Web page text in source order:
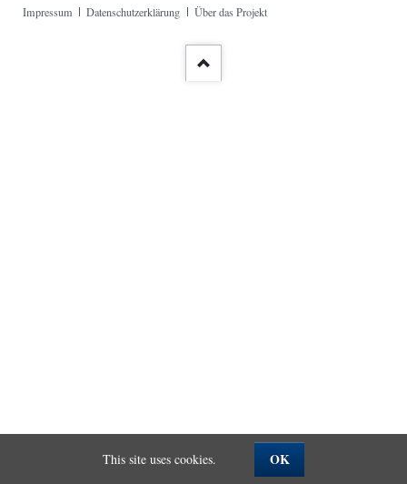
Skip
Impressum Datenschutzerklärung Über das Projekt
This site uses cookies. OK